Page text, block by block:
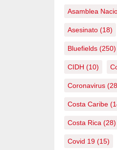
Asamblea
Asesinato(18)
Bluefields(250)
CIDH (10)
Coronavirus
Costa Caribe
Costa Rica (28)
Covid 19(15)